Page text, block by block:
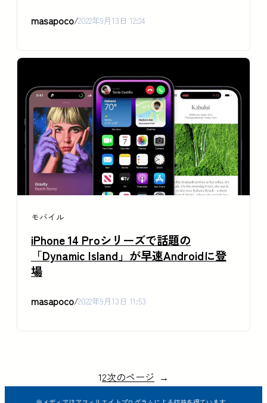
masapoco/2022年9月13日 12:24
モバイル
iPhone 14 Proシリーズで話題の
「Dynamic Island」が早速Androidに登
場
masapoco/2022年9月13日 11:53
12次のページ →